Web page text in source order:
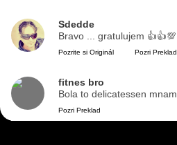
Sdedde
Bravo ... gratulujem 👍👍💯
Pozrite si Originál Pozri Preklad
fitnes bro
Bola to delicatessen mnam
Pozri Preklad